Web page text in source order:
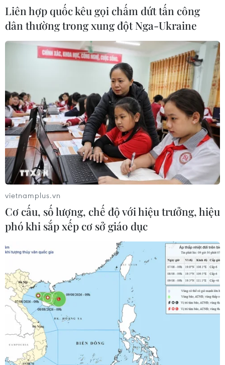
Liên hợp quốc kêu gọi chấm dứt tấn công
dân thường trong xung đột Nga-Ukraine
vietnamplus.vn
Cơ cấu, số lượng, chế độ với hiệu trưởng, hiệu
phó khi sắp xếp cơ sở giáo dục